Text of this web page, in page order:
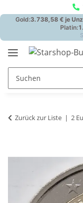
Zurück zur Liste 2